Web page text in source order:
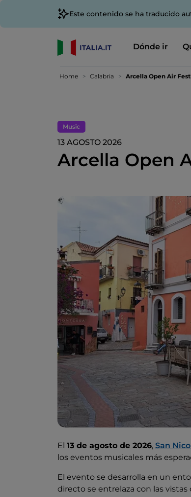
Este contenido se ha traducido
Dónde ir
Home Calabria Arcella Open Air
Music
13 AGOSTO 2026
Arcella Open
El 13 de agosto de 2026, San
los eventos musicales más
El evento se desarrolla en un
directo se entrelaza con las vistas